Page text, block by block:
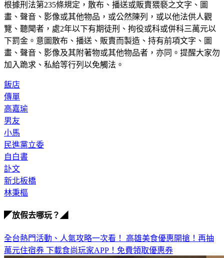
根據刑法第235條規定，散布、播送或販賣猥褻之文字、圖
畫、聲音、影像或其他物品，或公然陳列，或以他法供人觀
覽、聽聞者，處2年以下有期徒刑、拘役或科或併科三萬元以
下罰金。意圖散布、播送、販賣而製造、持有前項文字、圖
畫、聲音、影像及其附著物或其他物品者，亦同。提醒大家勿
加入跪求、私給等行列以免觸法。
飯店
傳單
高嘉瑜
男友
小馬
民進黨立委
自白書
訃文
新北板橋
林秉樞
◤放假去哪玩？◢
全台熱門活動、人氣攻略一次看！ 高雄美食優惠開搶！再抽
萬元住宿券 下載食尚玩家APP！免費領取優惠券